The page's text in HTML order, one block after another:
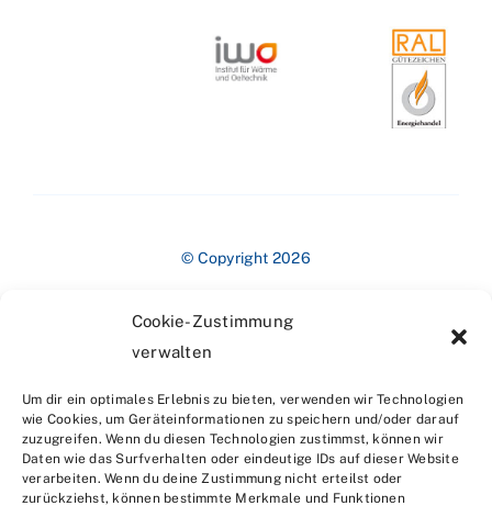
Cookie-Zustimmung
verwalten
Um dir ein optimales Erlebnis zu bieten, verwenden wir Technologien
wie Cookies, um Geräteinformationen zu speichern und/oder darauf
zuzugreifen. Wenn du diesen Technologien zustimmst, können wir
Daten wie das Surfverhalten oder eindeutige IDs auf dieser Website
verarbeiten. Wenn du deine Zustimmung nicht erteilst oder
zurückziehst, können bestimmte Merkmale und Funktionen
© Copyright 2026
Impressum